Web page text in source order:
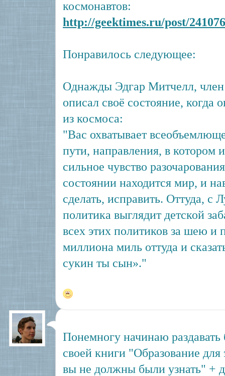
космонавтов:
http://geektimes.ru/post/
Понравилось следующее:
Однажды Эдгар Митчелл,
описал своё состояние, когда
из космоса:
"Вас охватывает
пути, направления, в котором
сильное чувство
состоянии находится мир, и
сделать, исправить. Оттуда, с
политика выглядит детской
всех этих политиков за шею и
миллиона миль оттуда и
сукин ты сын»."
Понемногу начинаю
своей книги "Образование для
вы не должны были узнать" +